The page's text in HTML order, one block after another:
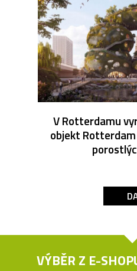
V Rotterdamu
objekt
VÝBĚR Z E-